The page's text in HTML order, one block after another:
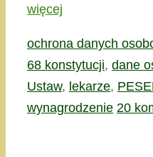
więcej
Kategorie
ochrona danych
68 konstytucji, dane
Ustaw, lekarze,
wynagrodzenie 20